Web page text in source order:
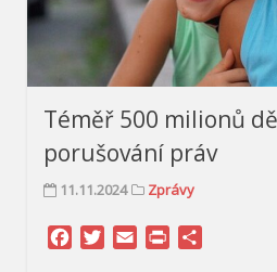
Téměř 500 milionů
porušování práv
11.11.2024 Zprávy
Facebook
Twitter
Email Print